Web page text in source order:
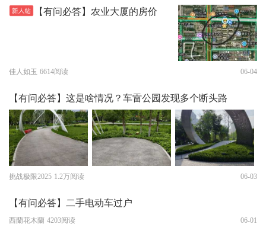
【有问必答】农业大厦的房价
佳人如玉 6614阅读 06-04
【有问必答】这是啥情况？车雷公园发现多个断头路
挑战极限2025 1.2万阅读 06-03
【有问必答】二手电动车过户
西蘭花木蘭 4203阅读 06-01